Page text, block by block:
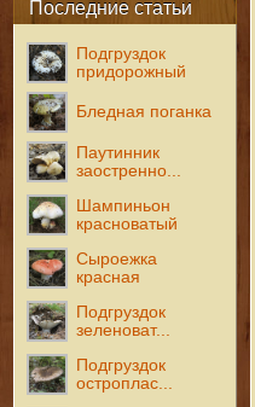
Последние статьи
Подгруздок
придорожный
Бледная поганка
Паутинник
заостренно...
Шампиньон
красноватый
Сыроежка
красная
Подгруздок
зеленоват...
Подгруздок
остроплас...